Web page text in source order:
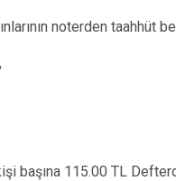
noterden taahhüt
başına 115.00 TL